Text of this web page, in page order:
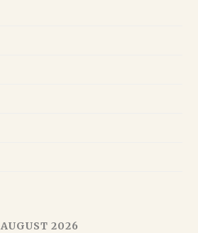
AUGUST 2026